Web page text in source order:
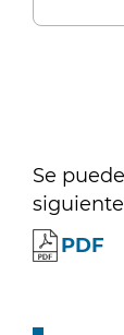
Se
PDF